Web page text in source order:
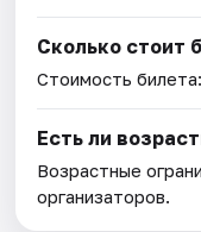
Сколько стоит
Стоимость
Есть ли
Возрастные
организаторов.